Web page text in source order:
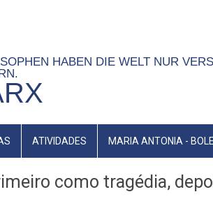
HABEN DIE WELT NUR
ATIVIDADES MARIA ANTONIA -
como tragédia,